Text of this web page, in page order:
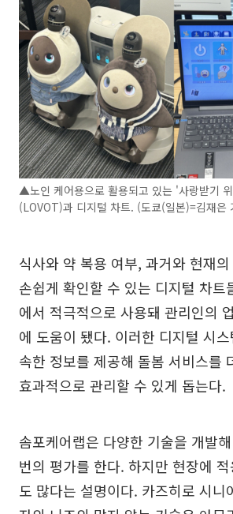
▲노인 케어용으로 활용되고 있는 '사랑받기
(LOVOT)과 디지털 차트. (도쿄(일본)=김재은
식사와 약 복용 여부, 과거와 현재
손쉽게 확인할 수 있는 디지털 차트
에서 적극적으로 사용돼 관리인의
에 도움이 됐다. 이러한 디지털 시
속한 정보를 제공해 돌봄 서비스를
효과적으로 관리할 수 있게 돕는다.
솜포케어랩은 다양한 기술을 개발
번의 평가를 한다. 하지만 현장에
도 많다는 설명이다. 카즈히로 시니